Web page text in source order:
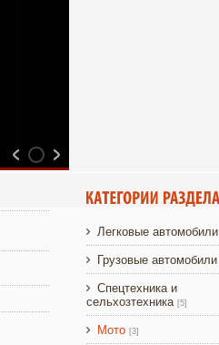
Легковые автомобили
Грузовые автомобили
Спецтехника и
сельхозтехника [5]
Мото [3]